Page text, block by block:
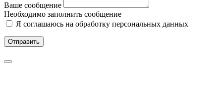
Ваше сообщение
Необходимо заполнить сообщение
Я соглашаюсь на обработку персональных данных
Отправить